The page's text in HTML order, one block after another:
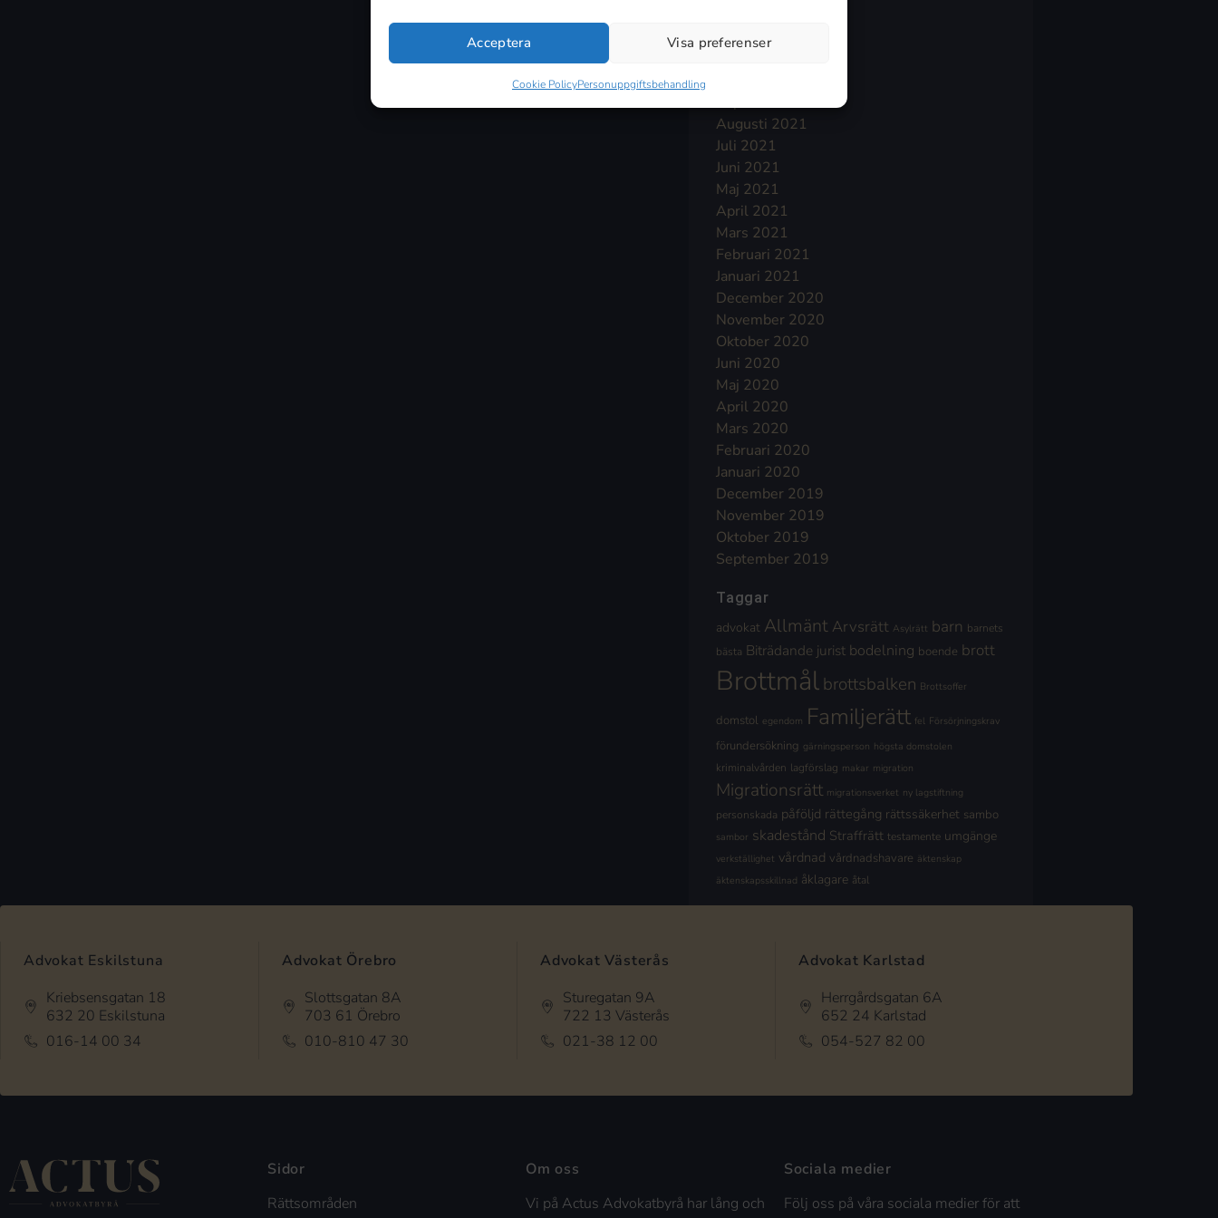
Acceptera Visa preferenser
Cookie PolicyPersonuppgiftsbehandling
December 2021
Augusti 2021
Juli 2021
Juni 2021
Maj 2021
April 2021
Mars 2021
Februari 2021
Januari 2021
December 2020
November 2020
Oktober 2020
Juni 2020
Maj 2020
April 2020
Mars 2020
Februari 2020
Januari 2020
December 2019
November 2019
Oktober 2019
September 2019
Taggar
advokat Allmänt Arvsrätt Asylrätt barn barnets
bästa Biträdande jurist bodelning boende brott
Brottmålbrottsbalken Brottsoffer
domstol egendom Familjerätt fel Försörjningskrav
förundersökning gärningsperson högsta domstolen
kriminalvården lagförslag makar migration
Migrationsrätt migrationsverket ny lagstiftning
personskada påföljd rättegång rättssäkerhet sambo
sambor skadestånd Straffrätt testamente umgänge
verkställighet vårdnad vårdnadshavare äktenskap
äktenskapsskillnad åklagare åtal
Advokat Eskilstuna
Kriebsensgatan 18
632 20 Eskilstuna
016-14 00 34
Advokat Örebro
Slottsgatan 8A
703 61 Örebro
010-810 47 30
Advokat Västerås
Sturegatan 9A
722 13 Västerås
021-38 12 00
Advokat Karlstad
Herrgårdsgatan 6A
652 24 Karlstad
054-527 82 00
Sidor
Rättsområden
Om oss
Vi på Actus Advokatbyrå har lång och
Sociala medier
Följ oss på våra sociala medier för att